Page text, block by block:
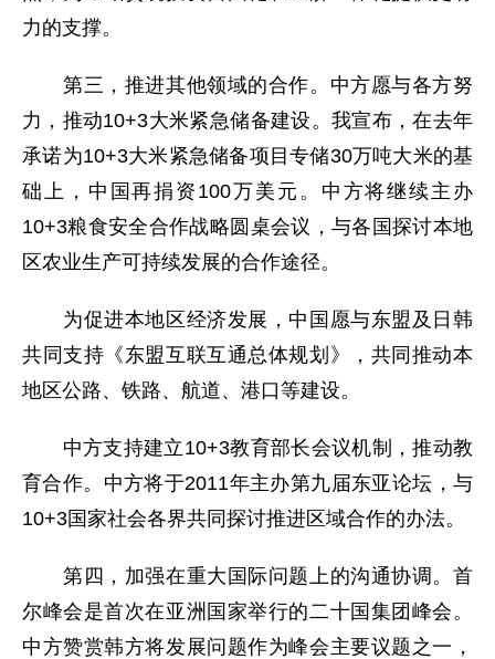
力的支撑。
第三，推进其他领域的合作。中方愿与各方努
力，推动10+3大米紧急储备建设。我宣布，在去年
承诺为10+3大米紧急储备项目专储30万吨大米的基
础上，中国再捐资100万美元。中方将继续主办
10+3粮食安全合作战略圆桌会议，与各国探讨本地
区农业生产可持续发展的合作途径。
为促进本地区经济发展，中国愿与东盟及日韩
共同支持《东盟互联互通总体规划》，共同推动本
地区公路、铁路、航道、港口等建设。
中方支持建立10+3教育部长会议机制，推动教
育合作。中方将于2011年主办第九届东亚论坛，与
10+3国家社会各界共同探讨推进区域合作的办法。
第四，加强在重大国际问题上的沟通协调。首
尔峰会是首次在亚洲国家举行的二十国集团峰会。
中方赞赏韩方将发展问题作为峰会主要议题之一，